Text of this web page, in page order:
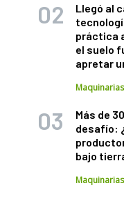
Llegó al
práctica
el suelo
apretar
Más de
desafío:
bajo